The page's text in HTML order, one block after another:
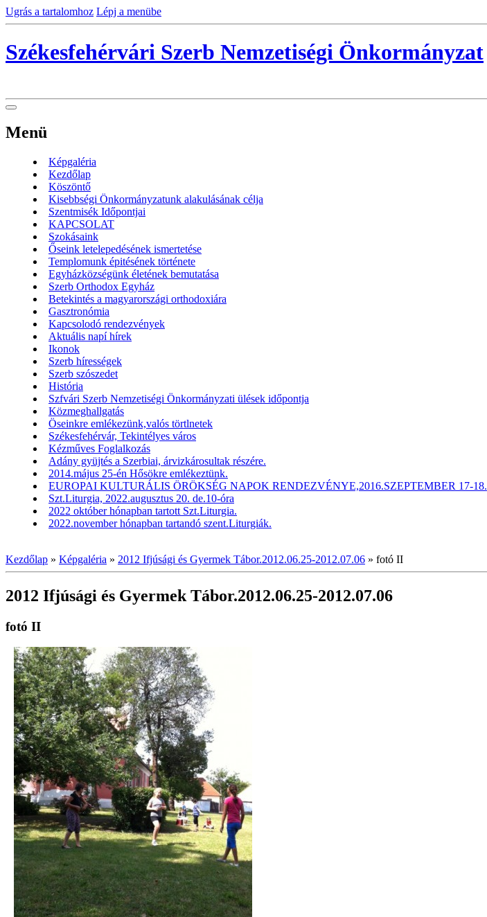
Ugrás a tartalomhoz Lépj a menübe
Székesfehérvári Szerb Nemzetiségi Önkormányzat
Menü
Képgaléria
Kezdőlap
Köszöntő
Kisebbségi Önkormányzatunk alakulásának célja
Szentmisék Időpontjai
KAPCSOLAT
Szokásaink
Őseink letelepedésének ismertetése
Templomunk épitésének története
Egyházközségünk életének bemutatása
Szerb Orthodox Egyház
Betekintés a magyarországi orthodoxiára
Gasztronómia
Kapcsolodó rendezvények
Aktuális napí hírek
Ikonok
Szerb hírességek
Szerb szószedet
História
Szfvári Szerb Nemzetiségi Önkormányzati ülések időpontja
Közmeghallgatás
Öseinkre emlékezünk,valós törtlnetek
Székesfehérvár, Tekintélyes város
Kézműves Foglalkozás
Adány gyüjtés a Szerbiai, árvizkárosultak részére.
2014.május 25-én Hősökre emlékeztünk.
EUROPAI KULTURÁLIS ÖRÖKSÉG NAPOK RENDEZVÉNYE,2016.SZEPTEMBER 17-18.
Szt.Liturgia, 2022.augusztus 20. de.10-óra
2022 október hónapban tartott Szt.Liturgia.
2022.november hónapban tartandó szent.Liturgiák.
Kezdőlap » Képgaléria » 2012 Ifjúsági és Gyermek Tábor.2012.06.25-2012.07.06 » fotó II
2012 Ifjúsági és Gyermek Tábor.2012.06.25-2012.07.06
fotó II